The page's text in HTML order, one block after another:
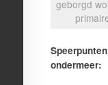
geborgd
ondermeer: